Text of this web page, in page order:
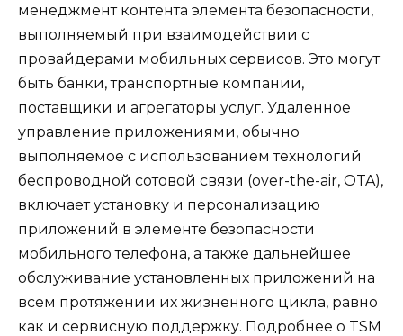
менеджмент контента элемента безопасности,
выполняемый при взаимодействии с
провайдерами мобильных сервисов. Это могут
быть банки, транспортные компании,
поставщики и агрегаторы услуг. Удаленное
управление приложениями, обычно
выполняемое с использованием технологий
беспроводной сотовой связи (over-the-air, OTA),
включает установку и персонализацию
приложений в элементе безопасности
мобильного телефона, а также дальнейшее
обслуживание установленных приложений на
всем протяжении их жизненного цикла, равно
как и сервисную поддержку. Подробнее о TSM